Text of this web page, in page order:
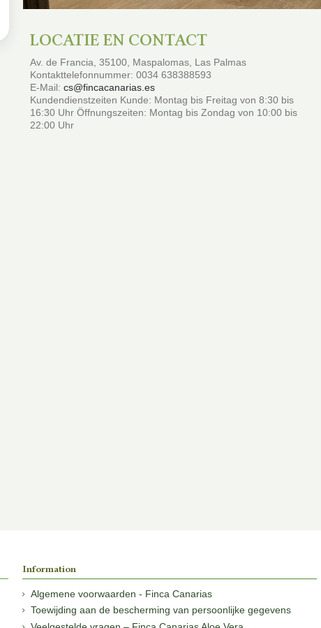
LOCATIE EN CONTACT
Av. de Francia, 35100, Maspalomas, Las Palmas
Kontakttelefonnummer: 0034 638388593
E-Mail:cs@fincacanarias.es
Kundendienstzeiten Kunde: Montag bis Freitag von 8:30 bis
16:30 Uhr Öffnungszeiten: Montag bis Zondag von 10:00 bis
22:00 Uhr
Information
Algemene voorwaarden - Finca Canarias
Toewijding aan de bescherming van persoonlijke gegevens